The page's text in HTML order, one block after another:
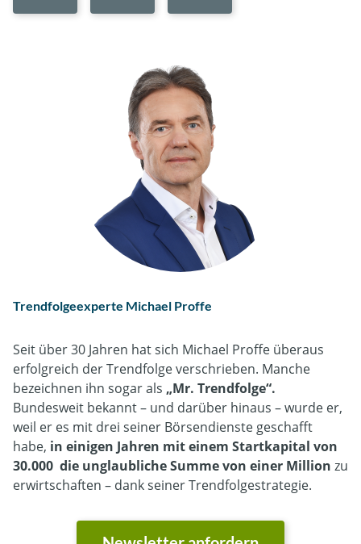
Trendfolgeexperte Michael Proffe
Seit über 30 Jahren hat sich Michael Proffe überaus
erfolgreich der Trendfolge verschrieben. Manche
bezeichnen ihn sogar als „Mr. Trendfolge“.
Bundesweit bekannt – und darüber hinaus – wurde er,
weil er es mit drei seiner Börsendienste geschafft
habe, in einigen Jahren mit einem Startkapital von
30.000 die unglaubliche Summe von einer Million zu
erwirtschaften – dank seiner Trendfolgestrategie.